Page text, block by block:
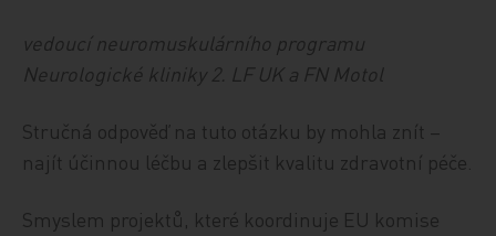
vedoucí neuromuskulárního programu
Neurologické kliniky 2. LF UK a FN Motol
Stručná odpověď na tuto otázku by mohla znít –
najít účinnou léčbu a zlepšit kvalitu zdravotní péče.
Smyslem projektů, které koordinuje EU komise